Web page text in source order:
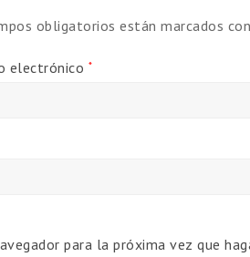
obligatorios están marcados con
electrónico *
para la próxima vez que